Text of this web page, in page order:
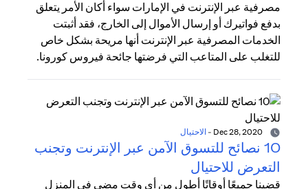
مصرفية عبر الإنترنت في الإمارات سواء أكان الأمر يتعلق
بدفع فواتيرك أو إرسال الأموال إلى الخارج، فقد أثبتت
الخدمات المصرفية عبر الإنترنت أنها مريحة بشكل خاص
للتغلب على المتاعب التي فرضتها جائحة فيروس كورونا.
- الاحتيال
10 نصائح للتسوق الآمن عبر الإنترنت وتجنب
التعرض للاحتيال
قضينا جميعًا أوقاتًا أطول من أي وقت مضى في المنزل